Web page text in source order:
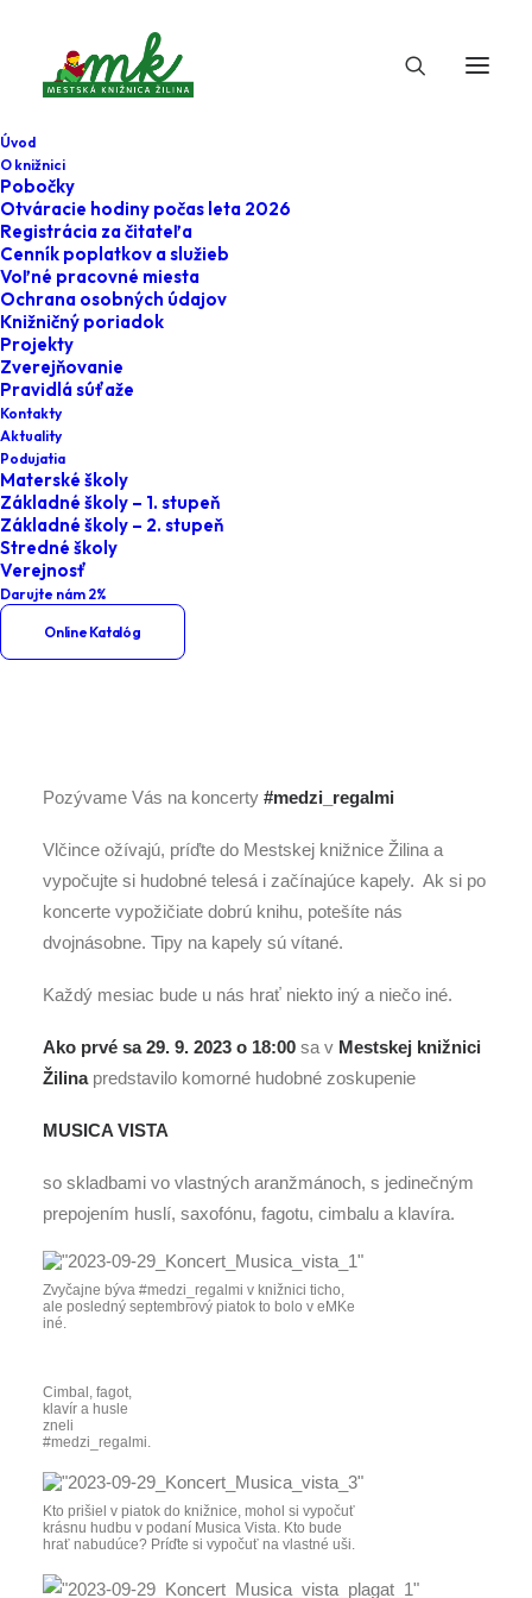
Úvod
O knižnici
Pobočky
Otváracie hodiny počas leta 2026
Registrácia za čitateľa
Cenník poplatkov a služieb
Voľné pracovné miesta
Ochrana osobných údajov
Knižničný poriadok
Projekty
Zverejňovanie
Pravidlá súťaže
Kontakty
Aktuality
Podujatia
Materské školy
Základné školy – 1. stupeň
Základné školy – 2. stupeň
Stredné školy
Verejnosť
Darujte nám 2%
Online Katalóg
Koncerty
Musica Vista
Home
Koncerty #medzi_regalmi – Musica
Vista
Pozývame Vás na koncerty #medzi_regalmi
Vlčince ožívajú, príďte do Mestskej knižnice Žilina a
vypočujte si hudobné telesá i začínajúce kapely. Ak si po
koncerte vypožičiate dobrú knihu, potešíte nás
dvojnásobne. Tipy na kapely sú vítané.
Každý mesiac bude u nás hrať niekto iný a niečo iné.
Ako prvé sa 29. 9. 2023 o 18:00 sa v Mestskej knižnici
Žilina predstavilo komorné hudobné zoskupenie
MUSICA VISTA
so skladbami vo vlastných aranžmánoch, s jedinečným
prepojením huslí, saxofónu, fagotu, cimbalu a klavíra.
Zvyčajne býva #medzi_regalmi v knižnici ticho,
ale posledný septembrový piatok to bolo v eMKe
iné.
Cimbal, fagot,
klavír a husle
zneli
#medzi_regalmi.
Kto prišiel v piatok do knižnice, mohol si vypočuť
krásnu hudbu v podaní Musica Vista. Kto bude
hrať nabudúce? Príďte si vypočuť na vlastné uši.